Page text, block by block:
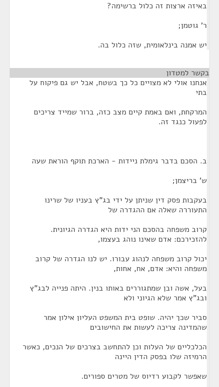
באיזה ארצות זה כלול ברשימה?
ר' גוטמן;
יש אמנה בינלאומית, שזה כלול בה.
בקשר למטדון
אנחנו אולי לא מצויים כל כך בשטח, אבל יש גם פיקוח על
בתי
המרקחת, ואם באמת קיים מצב כזה, ברור שמייד צריכים
לפעול כנגד זה.
ב. הסכם בדבר גימלת ניידות - הארכת תוקף הוראת שעה
ש' בריצמן;
בעקבות פסק דין שניתן על ידי בג"ץ בעניו של שרינו
התעוררה שאלה אם ההגדרה של
קרוב משפחה בהסכם הני ידות היא הגדרה הגיונית.
להזכירכם: אדם שאינו נוהג בעצמו,
יכול קרוב משפחה לנהוג עבורו. יש לנו הגדרה של קרוב
משפחה והיא: אדם, אח, אחות,
בעל, אשה ובן שמתגוררים באותו בנין. היתה פנייה לבג"ץ
ובג"ץ אמר שלא הגיוני ולא
סביר שכך יהיה. שופט בית המשפט העליון אילון אמר
שהמדינה צריכה לעשות את החישובים
הכלכליים של העלות וכן להתחשב בצרכים של הנכים, כאשר
הרמיזה שלו בפסק הדין היינה
שאפשר לקבוע רדיוס של מטרים ספורים.